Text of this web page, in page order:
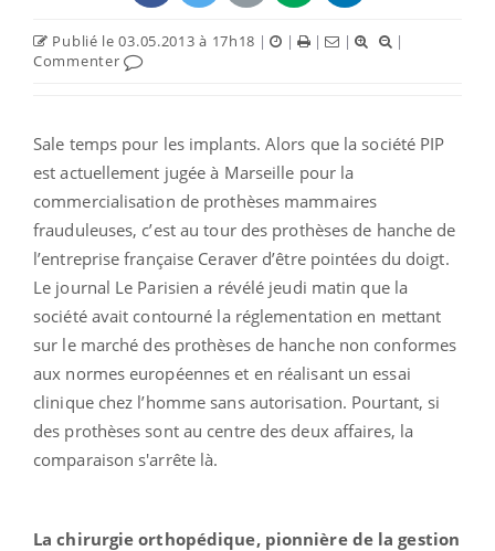
Publié le 03.05.2013 à 17h18 | | | |
|
Commenter
Sale temps pour les implants. Alors que la société PIP
est actuellement jugée à Marseille pour la
commercialisation de prothèses mammaires
frauduleuses, c’est au tour des prothèses de hanche de
l’entreprise française Ceraver d’être pointées du doigt.
Le journal Le Parisien a révélé jeudi matin que la
société avait contourné la réglementation en mettant
sur le marché des prothèses de hanche non conformes
aux normes européennes et en réalisant un essai
clinique chez l’homme sans autorisation. Pourtant, si
des prothèses sont au centre des deux affaires, la
comparaison s'arrête là.
La chirurgie orthopédique, pionnière de la gestion